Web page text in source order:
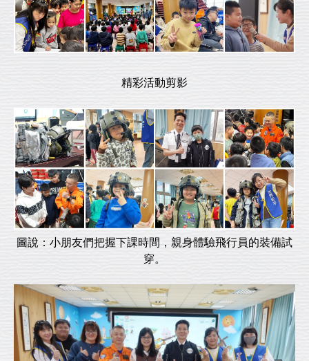
精彩活動剪影
圖說：小朋友們把握下課時間，親身體驗飛行員的裝備試
穿。